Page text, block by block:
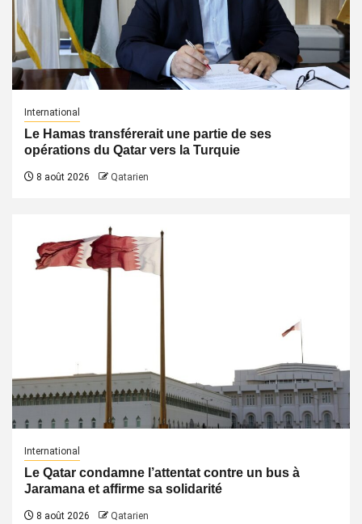
International
Le Hamas transférerait une partie de ses
opérations du Qatar vers la Turquie
8 août 2026 Qatarien
International
Le Qatar condamne l’attentat contre un bus à
Jaramana et affirme sa solidarité
8 août 2026 Qatarien